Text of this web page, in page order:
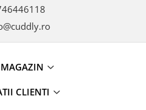
MAGAZIN
CLIENTI